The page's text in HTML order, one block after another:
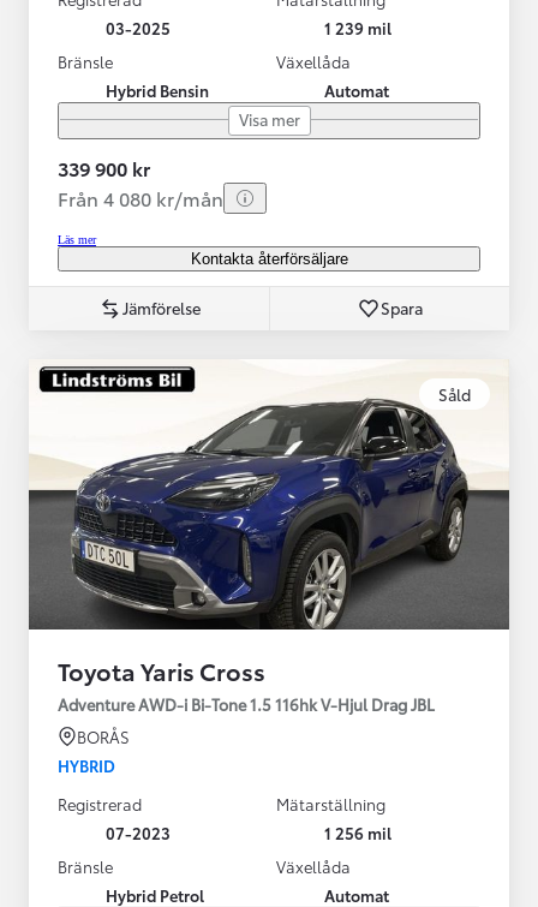
03-2025
1 239 mil
Bränsle
Hybrid Bensin
Växellåda
Automat
Visa mer
339 900 kr
Från 4 080 kr/mån
Läs mer
Kontakta återförsäljare
Jämförelse Spara
Såld
Toyota Yaris Cross
Adventure AWD-i Bi-Tone 1.5 116hk V-Hjul Drag JBL
BORÅS
HYBRID
Registrerad
07-2023
Mätarställning
1 256 mil
Bränsle
Hybrid Petrol
Växellåda
Automat